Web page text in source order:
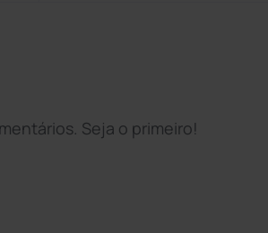
Seja o primeiro!